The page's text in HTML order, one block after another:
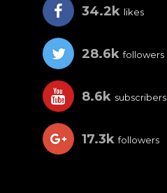
34.2k likes
28.6k followers
8.6k subscribers
17.3k followers